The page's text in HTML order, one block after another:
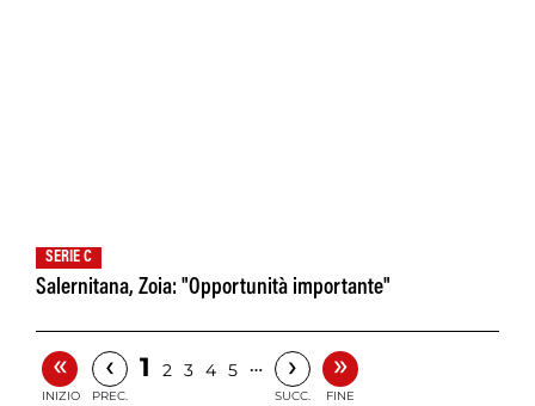
SERIE C
Salernitana, Zoia: "Opportunità importante"
«
INIZIO
‹
PREC.
1 2 3 4 5 … ›
SUCC.
»
FINE